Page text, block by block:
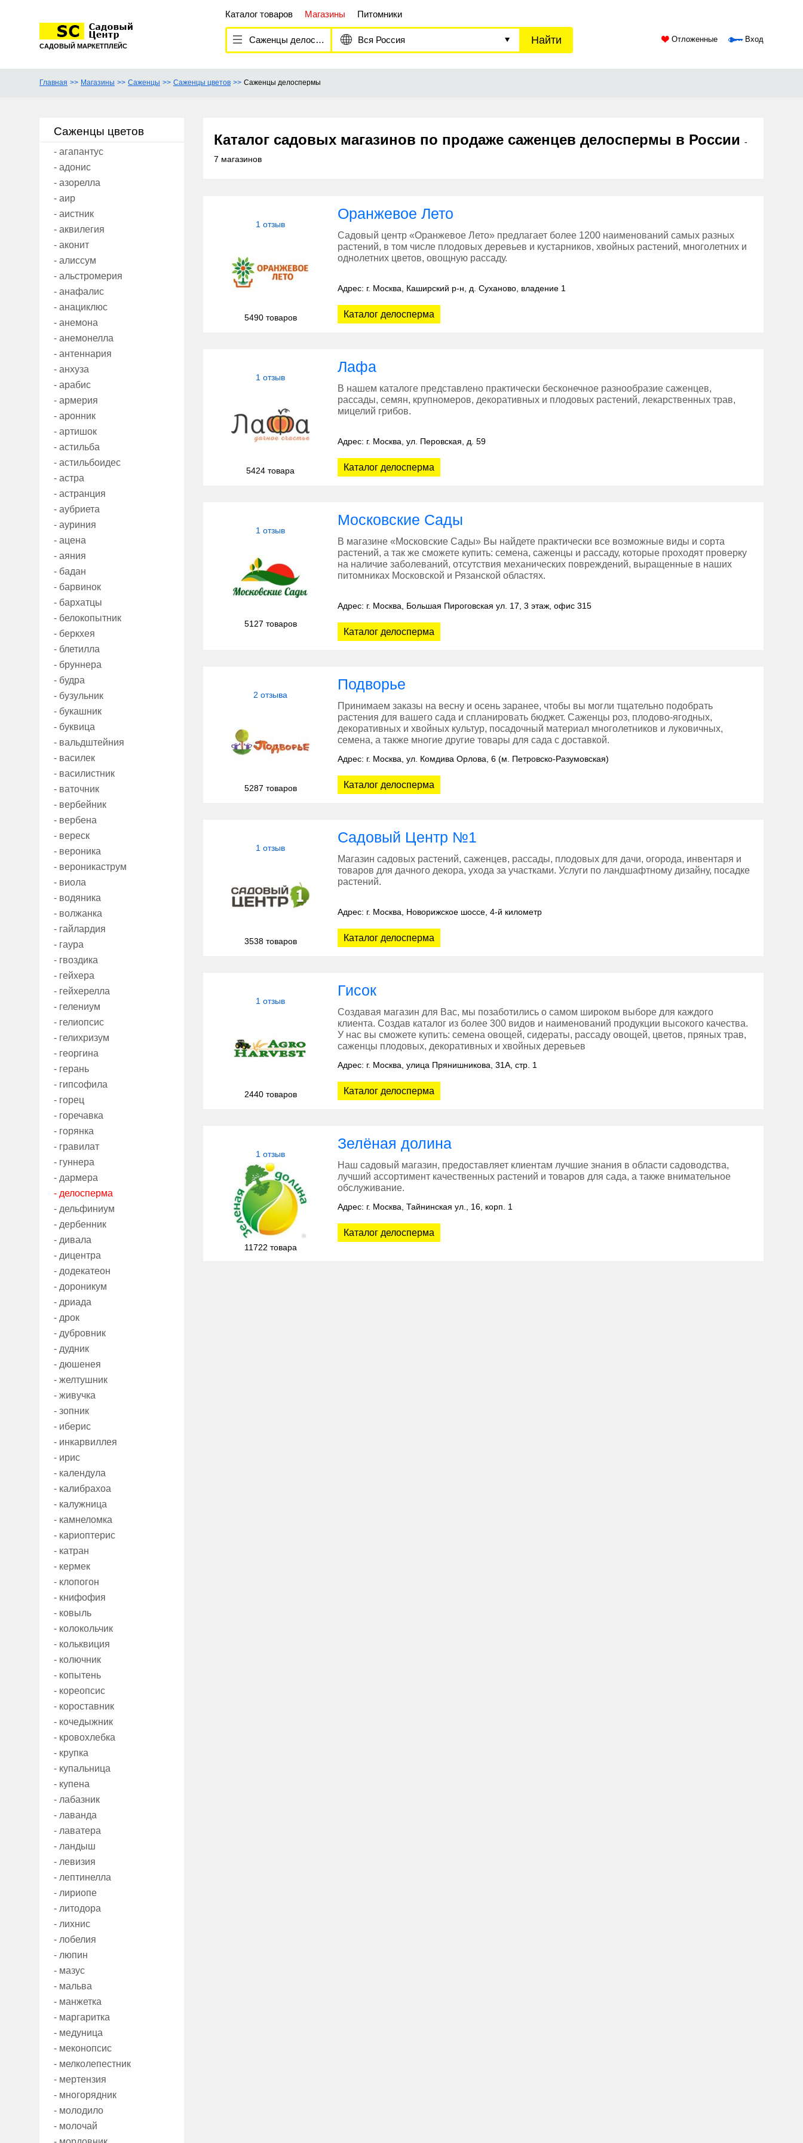
САДОВЫЙ МАРКЕТПЛЕЙС
Каталог товаров Магазины Питомники
Саженцы делоспермы Вся Россия Найти Отложенные Вход
Главная Магазины Саженцы Саженцы цветов Саженцы делоспермы
Саженцы цветов
- агапантус
- адонис
- азорелла
- аир
- аистник
- аквилегия
- аконит
- алиссум
- альстромерия
- анафалис
- анациклюс
- анемона
- анемонелла
- антеннария
- анхуза
- арабис
- армерия
- аронник
- артишок
- астильба
- астильбоидес
- астра
- астранция
- аубриета
- ауриния
- ацена
- аяния
- бадан
- барвинок
- бархатцы
- белокопытник
- беркхея
- блетилла
- бруннера
- будра
- бузульник
- букашник
- буквица
- вальдштейния
- василек
- василистник
- ваточник
- вербейник
- вербена
- вереск
- вероника
- вероникаструм
- виола
- водяника
- волжанка
- гайлардия
- гаура
- гвоздика
- гейхера
- гейхерелла
- гелениум
- гелиопсис
- гелихризум
- георгина
- герань
- гипсофила
- горец
- горечавка
- горянка
- гравилат
- гуннера
- дармера
- делосперма
- дельфиниум
- дербенник
- дивала
- дицентра
- додекатеон
- дороникум
- дриада
- дрок
- дубровник
- дудник
- дюшенея
- желтушник
- живучка
- зопник
- иберис
- инкарвиллея
- ирис
- календула
- калибрахоа
- калужница
- камнеломка
- кариоптерис
- катран
- кермек
- клопогон
- книфофия
- ковыль
- колокольчик
- кольквиция
- колючник
- копытень
- кореопсис
- короставник
- кочедыжник
- кровохлебка
- крупка
- купальница
- купена
- лабазник
- лаванда
- лаватера
- ландыш
- левизия
- лептинелла
- лириопе
- литодора
- лихнис
- лобелия
- люпин
- мазус
- мальва
- манжетка
- маргаритка
- медуница
- меконопсис
- мелколепестник
- мертензия
- многорядник
- молодило
- молочай
Каталог садовых магазинов по продаже саженцев делоспермы в России -
7 магазинов
1 отзыв
5490 товаров
Оранжевое Лето
Садовый центр «Оранжевое Лето» предлагает более 1200 наименований самых разных
растений, в том числе плодовых деревьев и кустарников, хвойных растений, многолетних и
однолетних цветов, овощную рассаду.
Адрес: г. Москва, Каширский р-н, д. Суханово, владение 1
Каталог делосперма
1 отзыв
5424 товара
Лафа
В нашем каталоге представлено практически бесконечное разнообразие саженцев,
рассады, семян, крупномеров, декоративных и плодовых растений, лекарственных трав,
мицелий грибов.
Адрес: г. Москва, ул. Перовская, д. 59
Каталог делосперма
1 отзыв
5127 товаров
Московские Сады
В магазине «Московские Сады» Вы найдете практически все возможные виды и сорта
растений, а так же сможете купить: семена, саженцы и рассаду, которые проходят проверку
на наличие заболеваний, отсутствия механических повреждений, выращенные в наших
питомниках Московской и Рязанской областях.
Адрес: г. Москва, Большая Пироговская ул. 17, 3 этаж, офис 315
Каталог делосперма
2 отзыва
5287 товаров
Подворье
Принимаем заказы на весну и осень заранее, чтобы вы могли тщательно подобрать
растения для вашего сада и спланировать бюджет. Саженцы роз, плодово-ягодных,
декоративных и хвойных культур, посадочный материал многолетников и луковичных,
семена, а также многие другие товары для сада с доставкой.
Адрес: г. Москва, ул. Комдива Орлова, 6 (м. Петровско-Разумовская)
Каталог делосперма
1 отзыв
3538 товаров
Садовый Центр №1
Магазин садовых растений, саженцев, рассады, плодовых для дачи, огорода, инвентаря и
товаров для дачного декора, ухода за участками. Услуги по ландшафтному дизайну, посадке
растений.
Адрес: г. Москва, Новорижское шоссе, 4-й километр
Каталог делосперма
1 отзыв
2440 товаров
Гисок
Создавая магазин для Вас, мы позаботились о самом широком выборе для каждого
клиента. Создав каталог из более 300 видов и наименований продукции высокого качества.
У нас вы сможете купить: семена овощей, сидераты, рассаду овощей, цветов, пряных трав,
саженцы плодовых, декоративных и хвойных деревьев
Адрес: г. Москва, улица Прянишникова, 31А, стр. 1
Каталог делосперма
1 отзыв
11722 товара
Зелёная долина
Наш садовый магазин, предоставляет клиентам лучшие знания в области садоводства,
лучший ассортимент качественных растений и товаров для сада, а также внимательное
обслуживание.
Адрес: г. Москва, Тайнинская ул., 16, корп. 1
Каталог делосперма